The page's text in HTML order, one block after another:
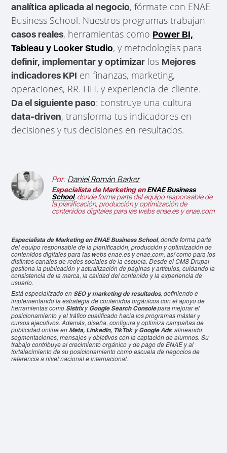
analítica aplicada al negocio, fórmate con ENAE
Business School. Nuestros programas trabajan
casos reales, herramientas como Power BI,
Tableau y Looker Studio, y metodologías para
definir, implementar y optimizar los Mejores
indicadores KPI en finanzas, marketing,
operaciones, RR. HH. y experiencia de cliente.
Da el siguiente paso: construye una cultura
data-driven, transforma tus indicadores en
decisiones y tus decisiones en resultados.
Por: Daniel Román Barker
Especialista de Marketing enENAE Business
School, donde forma parte del equipo responsable de
la planificación, producción y optimización de
contenidos digitales para las webs enae.es y enae.com
Especialista de Marketing en ENAE Business School, donde forma parte
del equipo responsable de la planificación, producción y optimización de
contenidos digitales para las webs enae.es y enae.com, así como para los
distintos canales de redes sociales de la escuela. Desde el CMS Drupal
gestiona la publicación y actualización de páginas y artículos, cuidando la
consistencia de la marca, la calidad del contenido y la experiencia de
usuario.
Está especializado en SEO y marketing de resultados, definiendo e
implementando la estrategia de contenidos orgánicos con el apoyo de
herramientas como Sistrixy Google Search Consolepara mejorar el
posicionamiento y el tráfico cualificado hacia los programas máster y
cursos ejecutivos. Además, diseña, configura y optimiza campañas de
publicidad online en Meta, LinkedIn, TikTok y Google Ads, alineando
segmentaciones, mensajes y objetivos con la captación de alumnos. Su
trabajo contribuye al crecimiento orgánico y de pago de ENAE y al
fortalecimiento de su posicionamiento como escuela de negocios de
referencia a nivel nacional e internacional.